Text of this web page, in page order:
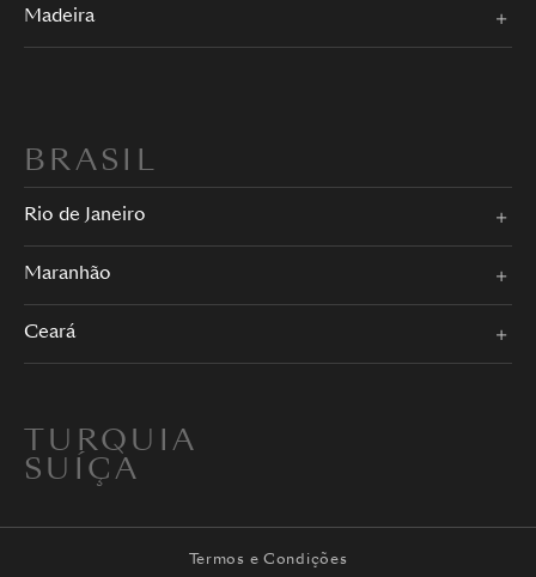
Madeira
BRASIL
Rio de Janeiro
Maranhão
Ceará
TURQUIA
SUÍÇA
Termos e Condições